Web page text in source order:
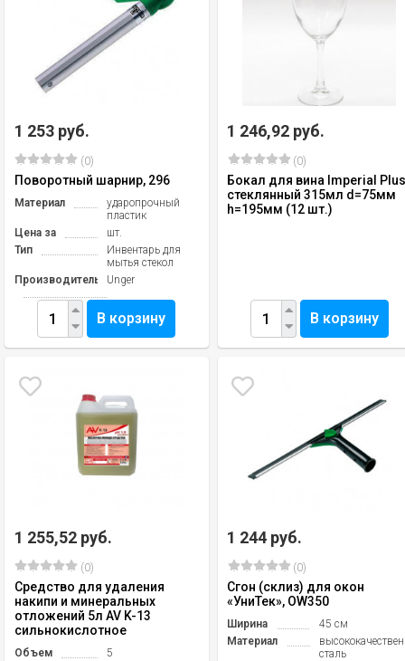
1 253 руб.
(0)
Поворотный шарнир, 296
Материал
ударопрочный
пластик
Цена за
шт.
Тип
Инвентарь для
мытья стекол
Производитель
Unger
В корзину
1 246,92 руб.
(0)
Бокал для вина Imperial
стеклянный 315мл d=75мм
h=195мм (12 шт.)
В корзину
1 255,52 руб.
(0)
Средство для удаления
накипи и минеральных
отложений 5л AV K-13
сильнокислотное
Объем 5
1 244 руб.
(0)
Сгон (склиз) для окон
«УниТек», OW350
Ширина
45 см
Материал
сталь